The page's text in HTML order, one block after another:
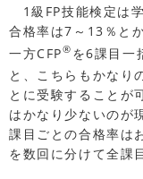
1級FP技能検定は
合格率は7～13％と
一方CFP® を6課目一
と、こちらもかなり
とに受験することが
はかなり少ないのが
課目ごとの合格率は
を数回に分けて全課